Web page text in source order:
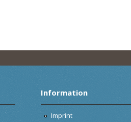
Information
Imprint